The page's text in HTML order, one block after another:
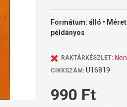
Formátum: álló •
példányos
RAKTÁRKÉSZLET:
CIKKSZÁM: U16819
990 Ft